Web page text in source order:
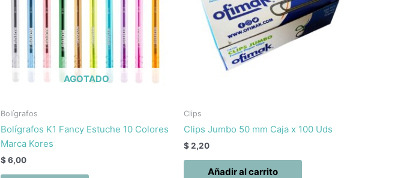
AGOTADO
Bolígrafos
Bolígrafos K1 Fancy Estuche 10 Colores
Marca Kores
$6,00
Clips
Clips Jumbo 50 mm Caja x 100 Uds
$2,20
Añadir al carrito